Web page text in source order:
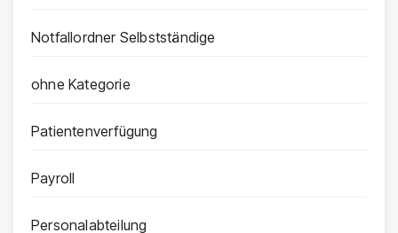
Notfallordner Selbstständige
ohne Kategorie
Patientenverfügung
Payroll
Personalabteilung